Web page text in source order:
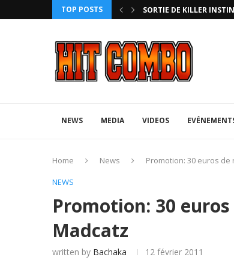
TOP POSTS UFA 2023 (PHOTOS)
NEWS MEDIA VIDEOS
Home News
Promotion: 30 euros
NEWS
Promotion: 30
Madcatz
written by Bachaka 12 février 2011